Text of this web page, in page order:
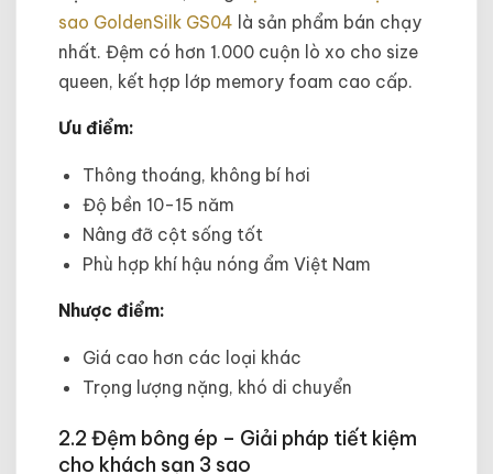
sao GoldenSilk GS04 là sản phẩm bán chạy
nhất. Đệm có hơn 1.000 cuộn lò xo cho size
queen, kết hợp lớp memory foam cao cấp.
Ưu điểm:
Thông thoáng, không bí hơi
Độ bền 10-15 năm
Nâng đỡ cột sống tốt
Phù hợp khí hậu nóng ẩm Việt Nam
Nhược điểm:
Giá cao hơn các loại khác
Trọng lượng nặng, khó di chuyển
2.2 Đệm bông ép – Giải pháp tiết kiệm
cho khách sạn 3 sao